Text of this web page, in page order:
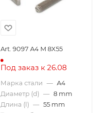
Art. 9097 A4 M 8X55
Под заказ к 26.08
Марка стали — A4
Диаметр (d) — 8 mm
Длина (l) — 55 mm